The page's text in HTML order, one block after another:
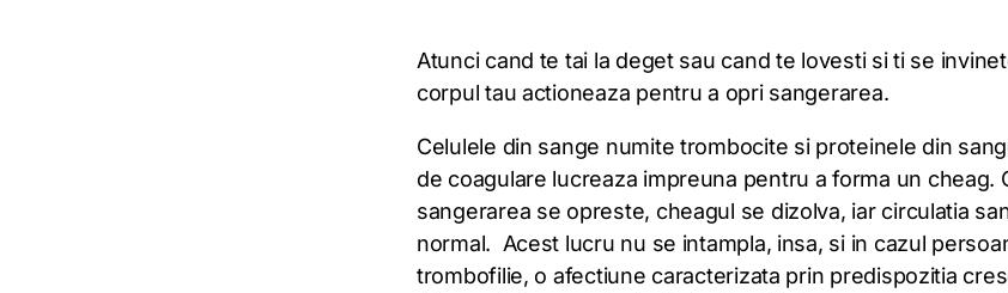
Atunci cand te tai la deget sau cand te lovesti si ti se
corpul tau actioneaza pentru a opri sangerarea.
Celulele din sange numite trombocite si proteinele din
de coagulare lucreaza impreuna pentru a forma un cheag.
sangerarea se opreste, cheagul se dizolva, iar circulatia
normal. Acest lucru nu se intampla, insa, si in cazul
trombofilie, o afectiune caracterizata prin predispozitia